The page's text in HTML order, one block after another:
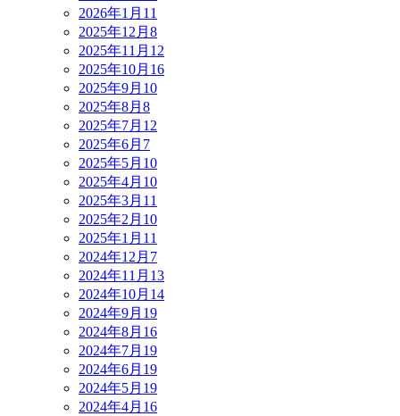
2026年1月 11
2025年12月 8
2025年11月 12
2025年10月 16
2025年9月 10
2025年8月 8
2025年7月 12
2025年6月 7
2025年5月 10
2025年4月 10
2025年3月 11
2025年2月 10
2025年1月 11
2024年12月 7
2024年11月 13
2024年10月 14
2024年9月 19
2024年8月 16
2024年7月 19
2024年6月 19
2024年5月 19
2024年4月 16